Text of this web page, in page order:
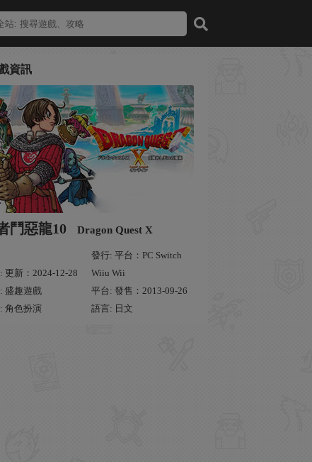
資訊
鬥惡龍10 Dragon Quest X
更新：2024-12-28
發行: 平台：PC Switch
Wiiu Wii
盛趣遊戲
平台: 發售：2013-09-26
角色扮演
語言: 日文